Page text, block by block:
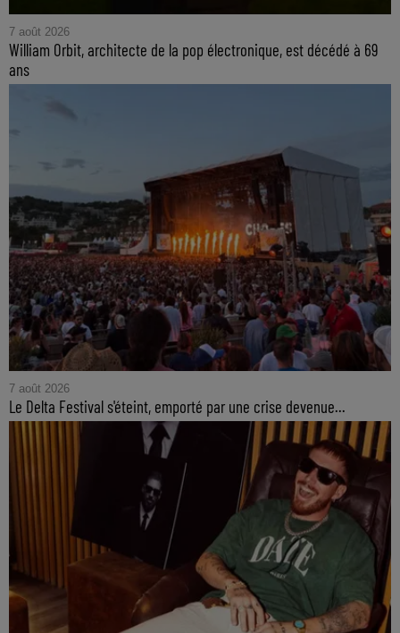
7 août 2026
William Orbit, architecte de la pop électronique, est décédé à 69
ans
7 août 2026
Le Delta Festival s'éteint, emporté par une crise devenue...